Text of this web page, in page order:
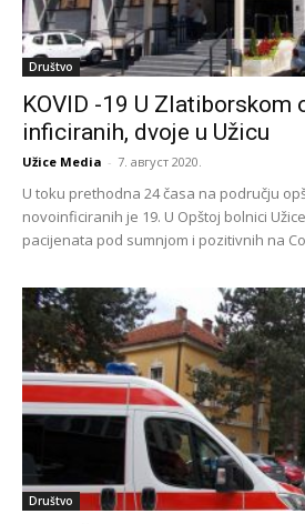
Društvo
KOVID -19 U Zlatiborskom
inficiranih, dvoje u Užicu
Užice Media - 7. август 2020.
U toku prethodna 24 časa na području
novoinficiranih je 19. U Opštoj bolnici
pacijenata pod sumnjom i pozitivnih na
Društvo